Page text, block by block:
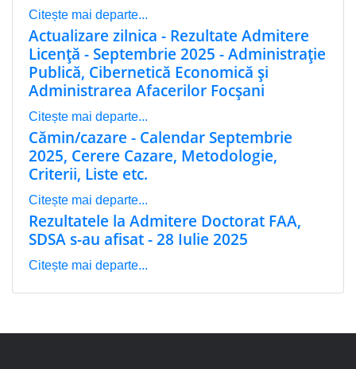
Citește mai departe...
Actualizare zilnica - Rezultate Admitere
Licenţă - Septembrie 2025 - Administraţie
Publică, Cibernetică Economică și
Administrarea Afacerilor Focșani
Citește mai departe...
Cămin/cazare - Calendar Septembrie
2025, Cerere Cazare, Metodologie,
Criterii, Liste etc.
Citește mai departe...
Rezultatele la Admitere Doctorat FAA,
SDSA s-au afisat - 28 Iulie 2025
Citește mai departe...